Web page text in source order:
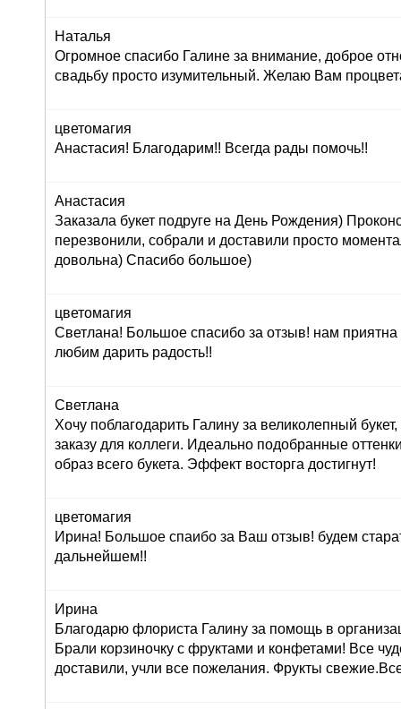
Наталья
Огромное спасибо Галине за внимание, доброе
свадьбу просто изумительный. Желаю Вам
цветомагия
Анастасия! Благодарим!! Всегда рады помочь!!
Анастасия
Заказала букет подруге на День Рождения)
перезвонили, собрали и доставили просто
довольна) Спасибо большое)
цветомагия
Светлана! Большое спасибо за отзыв! нам
любим дарить радость!!
Светлана
Хочу поблагодарить Галину за великолепный
заказу для коллеги. Идеально подобранные
образ всего букета. Эффект восторга достигнут!
цветомагия
Ирина! Большое спаибо за Ваш отзыв! будем
дальнейшем!!
Ирина
Благодарю флориста Галину за помощь в
Брали корзиночку с фруктами и конфетами! Все
доставили, учли все пожелания. Фрукты